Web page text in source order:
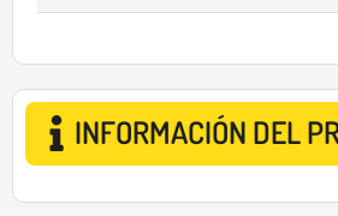
INFORMACIÓN DEL